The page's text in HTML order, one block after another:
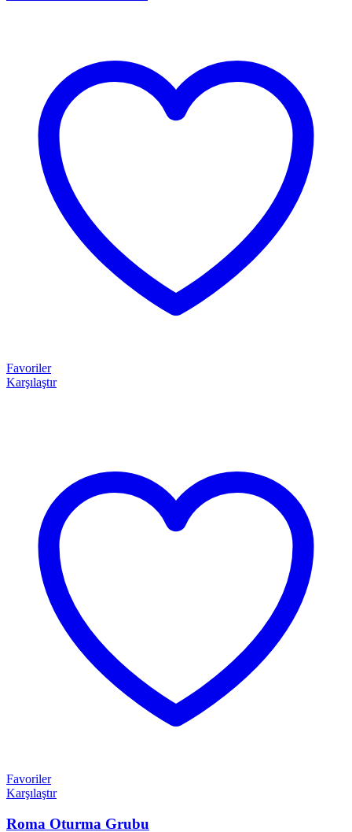
Favoriler
Karşılaştır
Favoriler
Karşılaştır
Roma Oturma Grubu